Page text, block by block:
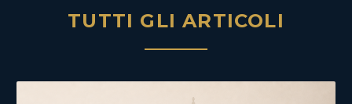
TUTTI GLI ARTICOLI